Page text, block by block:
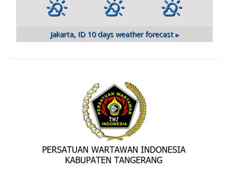
Jakarta, ID 10 days weather forecast ▸